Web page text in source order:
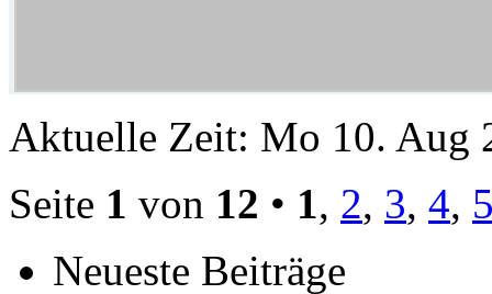
Aktuelle Zeit: Mo 10. Aug
Seite 1 von 12 • 1, 2, 3, 4,
Neueste Beiträge